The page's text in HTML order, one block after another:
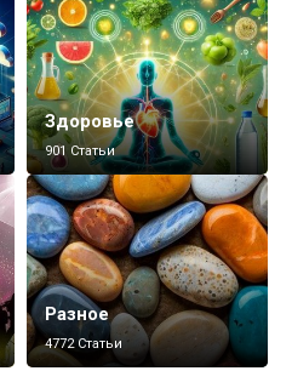
Здоровье
901 Статьи
Разное
4772 Статьи